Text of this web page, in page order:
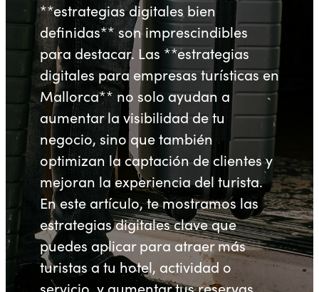
**estrategias digitales bien
definidas** son imprescindibles
para destacar. Las **estrategias
digitales para empresas turísticas en
Mallorca** no solo ayudan a
aumentar la visibilidad de tu
negocio, sino que también
optimizan la captación de clientes y
mejoran la experiencia del turista.
En este artículo, te mostramos las
estrategias digitales clave que
puedes aplicar para atraer más
turistas a tu hotel, actividad o
servicio, y aumentar tus reservas